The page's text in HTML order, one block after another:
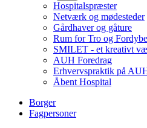
Hospitalspræster
Netværk og mødesteder
Gårdhaver og gåture
Rum for Tro og
SMILET - et kreativt
AUH Foredrag
Erhvervspraktik på
Åbent Hospital
Borger
Fagpersoner